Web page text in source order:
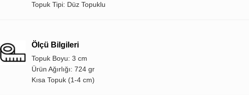
Topuk Tipi: Düz Topuklu
Ölçü Bilgileri
Topuk Boyu: 3 cm
Ürün Ağırlığı: 724 gr
Kısa Topuk (1-4 cm)